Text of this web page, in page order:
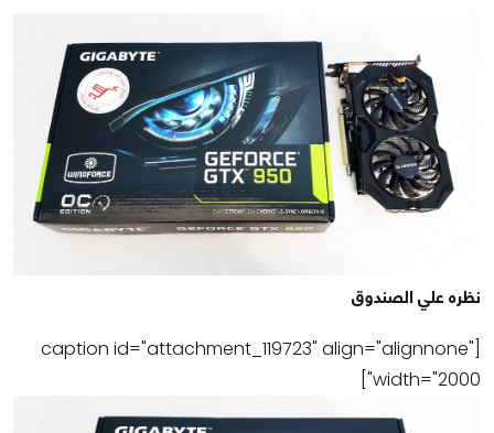
نظره علي الصندوق
[caption id="attachment_119723" align="alignnone"
width="2000"]